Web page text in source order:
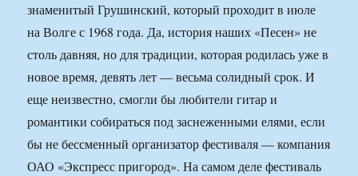
знаменитый Грушинский, который проходит в июле
на Волге с 1968 года. Да, история наших «Песен» не
столь давняя, но для традиции, которая родилась уже в
новое время, девять лет — весьма солидный срок. И
еще неизвестно, смогли бы любители гитар и
романтики собираться под заснеженными елями, если
бы не бессменный организатор фестиваля — компания
ОАО «Экспресс пригород». На самом деле фестиваль